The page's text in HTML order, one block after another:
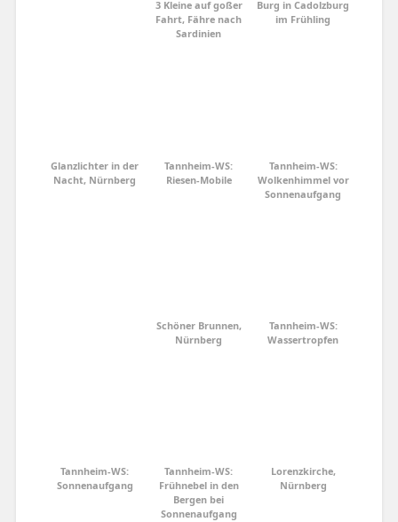
3 Kleine auf goßer
Fahrt, Fähre nach
Sardinien
Burg in Cadolzburg
im Frühling
Glanzlichter in der
Nacht, Nürnberg
Tannheim-WS:
Riesen-Mobile
Tannheim-WS:
Wolkenhimmel vor
Sonnenaufgang
Schöner Brunnen,
Nürnberg
Tannheim-WS:
Wassertropfen
Tannheim-WS:
Sonnenaufgang
Tannheim-WS:
Frühnebel in den
Bergen bei
Sonnenaufgang
Lorenzkirche,
Nürnberg